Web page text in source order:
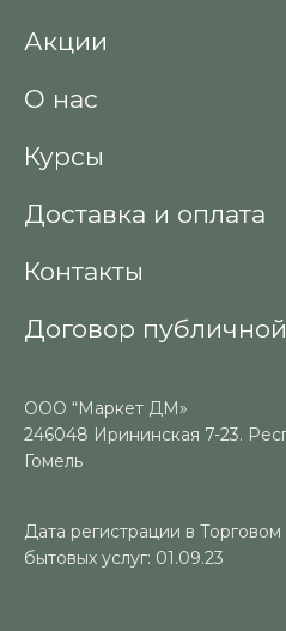
Акции
О нас
Курсы
Доставка и оплата
Контакты
Договор
ООО “Маркет ДМ»
246048 Ирининская 7-23.
Гомель
Дата регистрации в
бытовых услуг: 01.09.23